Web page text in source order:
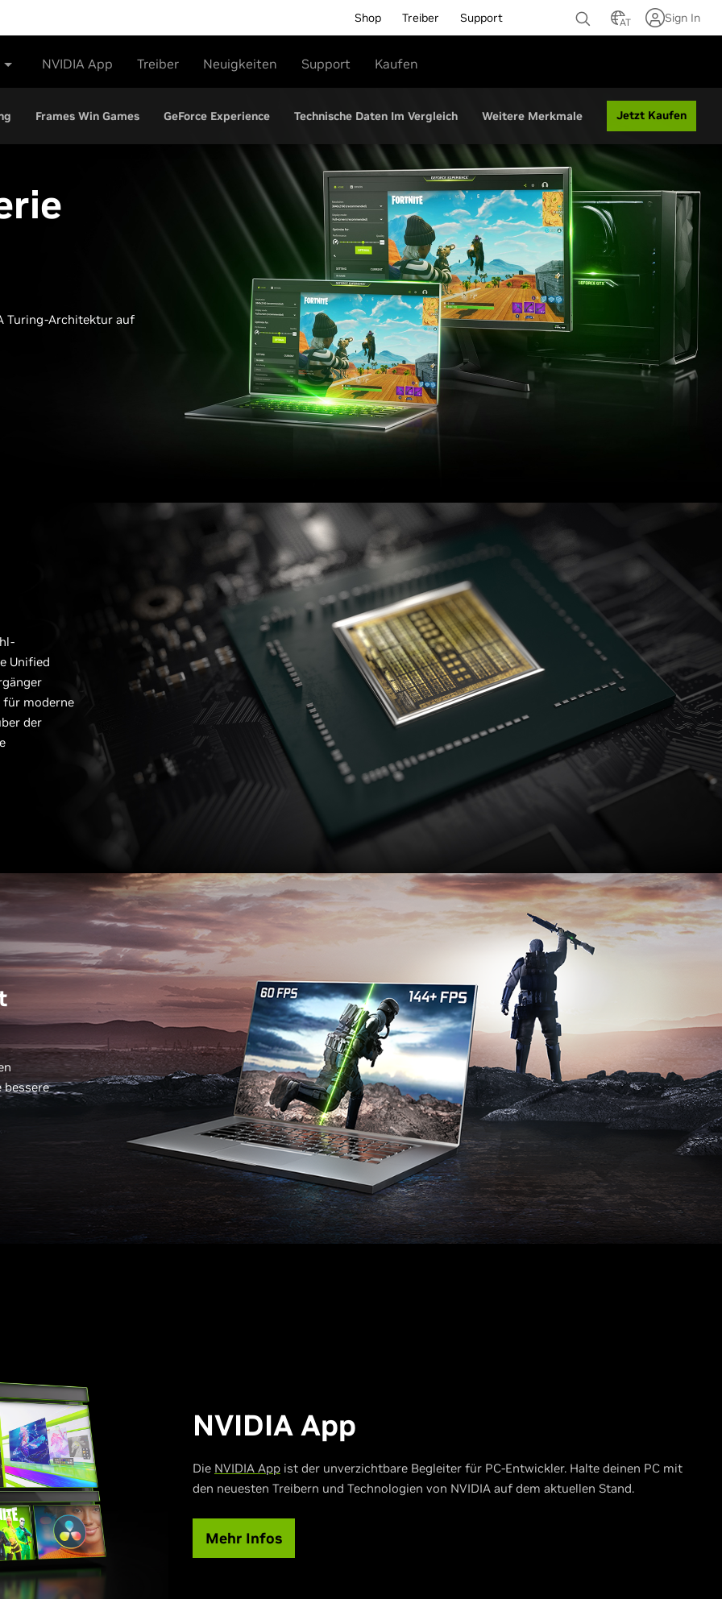
Shop Treiber Support AT Sign In
NVIDIA App Treiber Neuigkeiten Support Kaufen
Frames Win Games GeForce Experience Technische Daten Im Vergleich Weitere Merkmale Jetzt Kaufen
Turing-Architektur auf
Unified
für moderne
der
bessere
NVIDIA App
Die NVIDIA App ist der unverzichtbare Begleiter für PC-Entwickler. Halte deinen PC mit
den neuesten Treibern und Technologien von NVIDIA auf dem aktuellen Stand.
Mehr Infos